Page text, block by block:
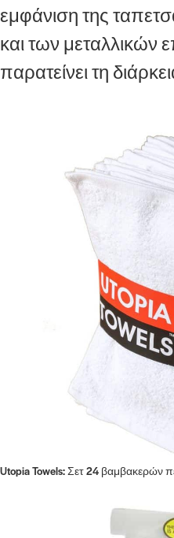
εμφάνιση της
και των μεταλλικών
παρατείνει τη
Utopia Towels: Σετ 24